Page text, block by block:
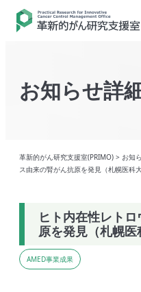
お知らせ詳
革新的がん研究支援室(PRIMO) > お知
ス由来の腎がん抗原を発見（札幌医科大
ヒト内在性レト
原を発見（札幌医
AMED事業成果